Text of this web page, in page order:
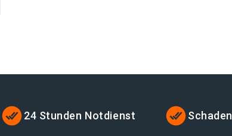
24 Stunden Notdienst